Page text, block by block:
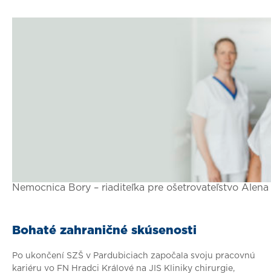
Nemocnica Bory – riaditeľka pre ošetrovateľstvo
Bohaté zahraničné skúsenosti
Po ukončení SZŠ v Pardubiciach započala svoju pracovnú
kariéru vo FN Hradci Králové na JIS Kliniky chirurgie,